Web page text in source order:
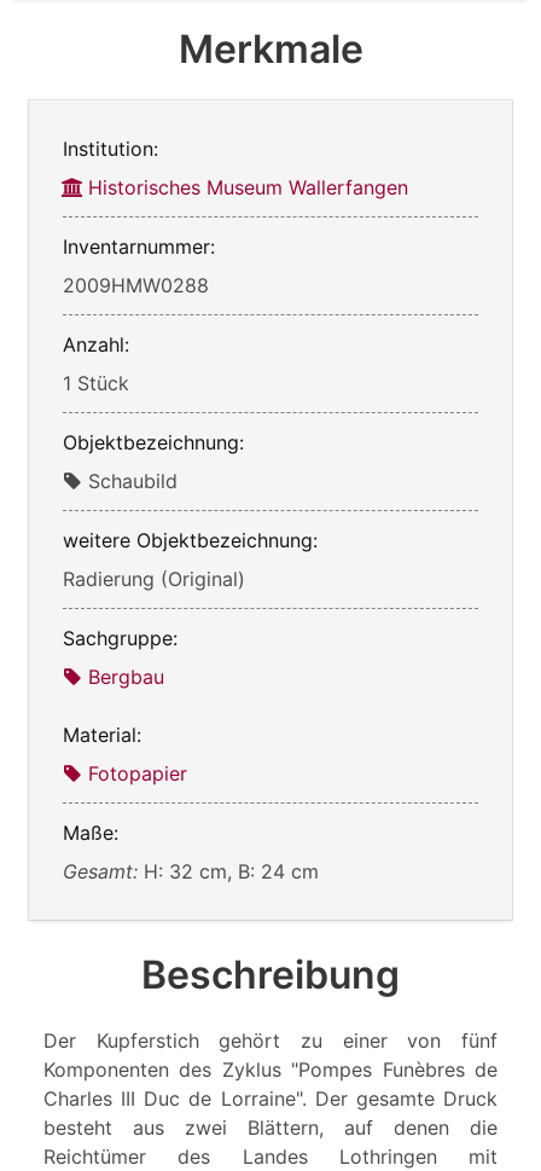
Merkmale
Institution:
Historisches Museum Wallerfangen
Inventarnummer:
2009HMW0288
Anzahl:
1 Stück
Objektbezeichnung:
Schaubild
weitere Objektbezeichnung:
Radierung (Original)
Sachgruppe:
Bergbau
Material:
Fotopapier
Maße:
Gesamt: H: 32 cm, B: 24 cm
Beschreibung
Der Kupferstich gehört zu einer von fünf
Komponenten des Zyklus "Pompes Funèbres de
Charles III Duc de Lorraine". Der gesamte Druck
besteht aus zwei Blättern, auf denen die
Reichtümer des Landes Lothringen mit